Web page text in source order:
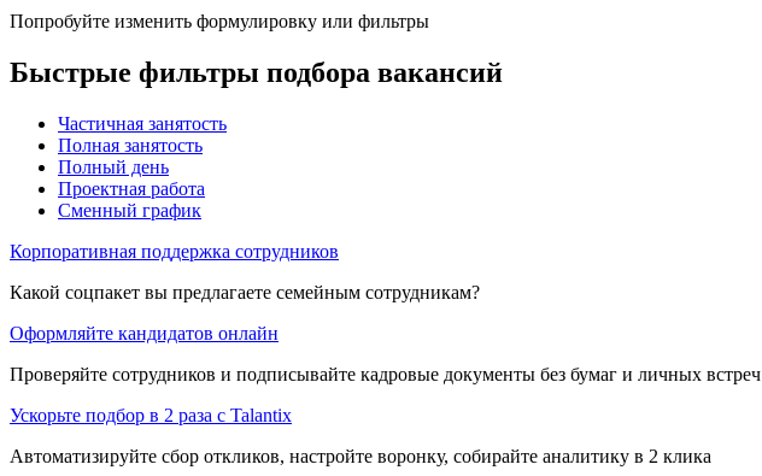
Попробуйте изменить формулировку или фильтры
Быстрые фильтры подбора вакансий
Частичная занятость
Полная занятость
Полный день
Проектная работа
Сменный график
Корпоративная поддержка сотрудников
Какой соцпакет вы предлагаете семейным сотрудникам?
Оформляйте кандидатов онлайн
Проверяйте сотрудников и подписывайте кадровые документы без бумаг и личных встреч
Ускорьте подбор в 2 раза с Talantix
Автоматизируйте сбор откликов, настройте воронку, собирайте аналитику в 2 клика